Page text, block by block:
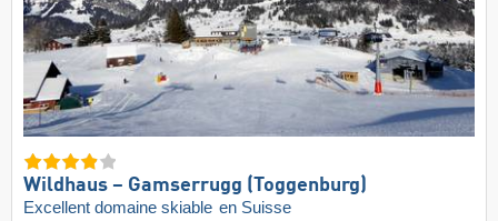
Wildhaus – Gamserrugg (Toggenburg)
Excellent domaine skiable en Suisse